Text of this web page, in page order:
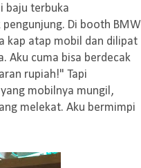
baju terbuka
Di booth BMW
kap atap mobil dan dilipat
Aku cuma bisa berdecak
rupiah!" Tapi
mobilnya mungil,
melekat. Aku bermimpi